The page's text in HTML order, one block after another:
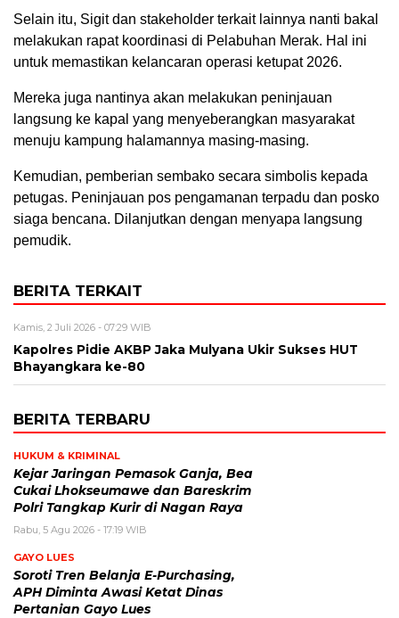
Selain itu, Sigit dan stakeholder terkait lainnya nanti bakal
melakukan rapat koordinasi di Pelabuhan Merak. Hal ini
untuk memastikan kelancaran operasi ketupat 2026.
Mereka juga nantinya akan melakukan peninjauan
langsung ke kapal yang menyeberangkan masyarakat
menuju kampung halamannya masing-masing.
Kemudian, pemberian sembako secara simbolis kepada
petugas. Peninjauan pos pengamanan terpadu dan posko
siaga bencana. Dilanjutkan dengan menyapa langsung
pemudik.
BERITA TERKAIT
Kamis, 2 Juli 2026 - 07:29 WIB
Kapolres Pidie AKBP Jaka Mulyana Ukir Sukses HUT
Bhayangkara ke-80
BERITA TERBARU
HUKUM & KRIMINAL
Kejar Jaringan Pemasok Ganja, Bea
Cukai Lhokseumawe dan Bareskrim
Polri Tangkap Kurir di Nagan Raya
Rabu, 5 Agu 2026 - 17:19 WIB
GAYO LUES
Soroti Tren Belanja E-Purchasing,
APH Diminta Awasi Ketat Dinas
Pertanian Gayo Lues